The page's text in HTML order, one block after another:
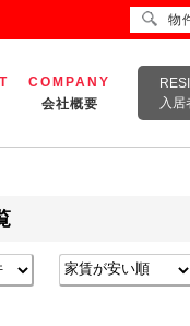
COMPANY
会社概要
入居
物